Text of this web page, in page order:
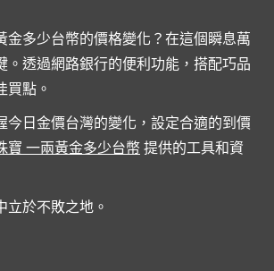
多少台幣的價格變化？在這個瞬息萬
透過網路銀行的便利功能，搭配巧品
買點。
日金價台灣的變化，設定合適的到價
寶 一兩黃金多少台幣 提供的工具和資
於不敗之地。